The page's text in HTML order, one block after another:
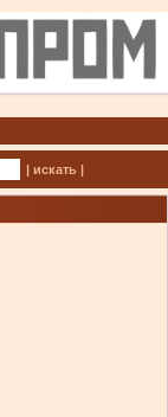
| искать |